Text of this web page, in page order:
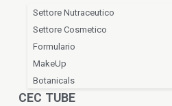
Settore Nutraceutico
Settore Cosmetico
Formulario
MakeUp
Botanicals
CEC TUBE